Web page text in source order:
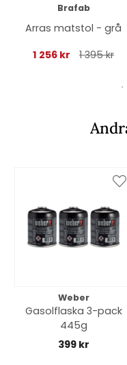
Brafab
Arras matstol - grå
1 256 kr
1 395 kr
Weber
Gasolflaska 3-pack
445g
399 kr